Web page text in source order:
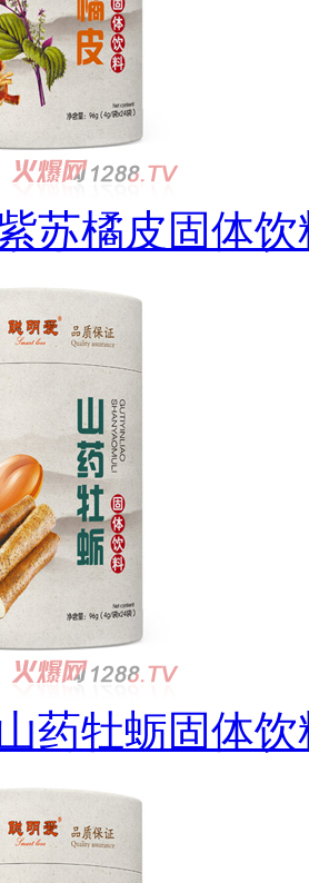
苏橘皮固体饮
药牡蛎固体饮